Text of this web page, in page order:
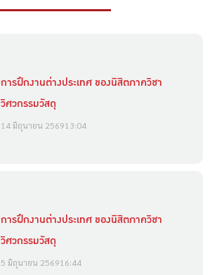
การฝึกงานต่างประเทศ ของนิสิตภาควิชา
วิศวกรรมวัสดุ
14 มิถุนายน 256913:04
การฝึกงานต่างประเทศ ของนิสิตภาควิชา
วิศวกรรมวัสดุ
5 มิถุนายน 256916:44